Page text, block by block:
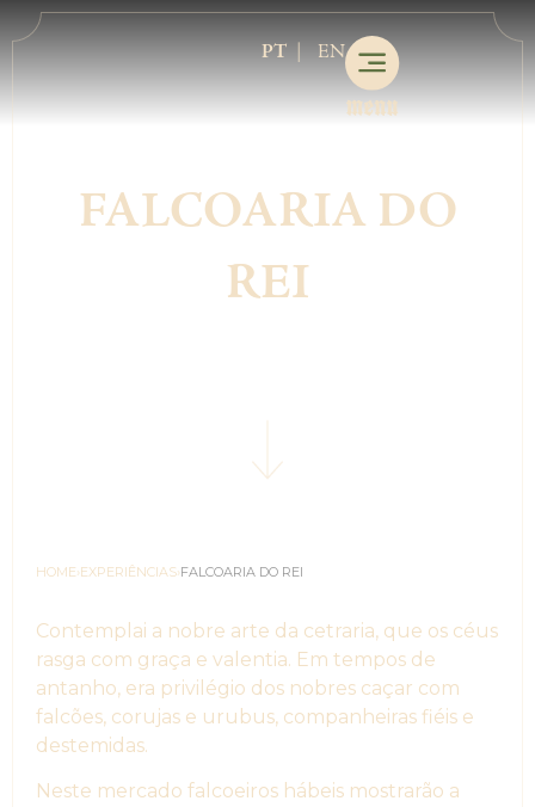
PT EN
FALCOARIA DO
REI
HOME›EXPERIÊNCIAS›FALCOARIA DO REI
Contemplai a nobre arte da cetraria, que os céus
rasga com graça e valentia. Em tempos de
antanho, era privilégio dos nobres caçar com
falcões, corujas e urubus, companheiras fiéis e
destemidas.
Neste mercado falcoeiros hábeis mostrarão a